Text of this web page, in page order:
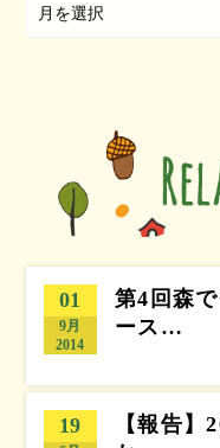
01
9月
2014
第4回森
ース…
19
【報告】